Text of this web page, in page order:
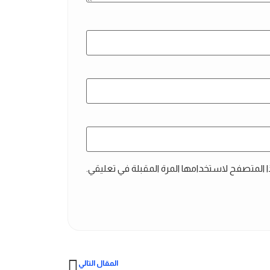
المتصفح لاستخدامها المرة المقبلة في تعليقي.
المقال التالي